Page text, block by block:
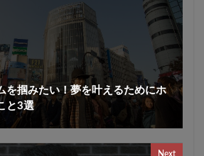
を掴みたい！夢を叶えるためにホ
と3選
Next